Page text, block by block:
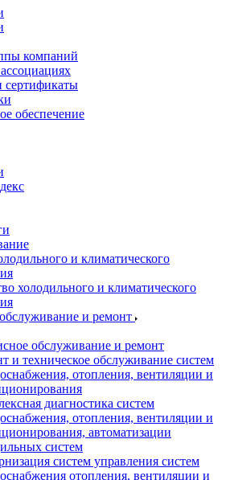
компаний
сертификаты
обеспечение
и климатического
холодильного и климатического
и ремонт
обслуживание и ремонт
и техническое обслуживание систем
отопления, вентиляции и
диагностика систем
отопления, вентиляции и
автоматизации
систем
систем управления систем
отопления, вентиляции и